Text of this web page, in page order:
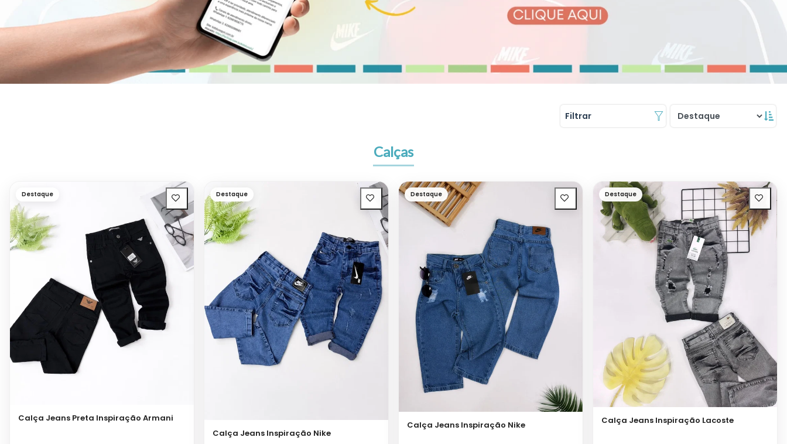
Filtrar
Calças
Destaque
Calça Jeans Preta Inspiração Armani
Destaque
Calça Jeans Inspiração Nike
Destaque
Calça Jeans Inspiração Nike
Destaque
Calça Jeans Inspiração Lacoste